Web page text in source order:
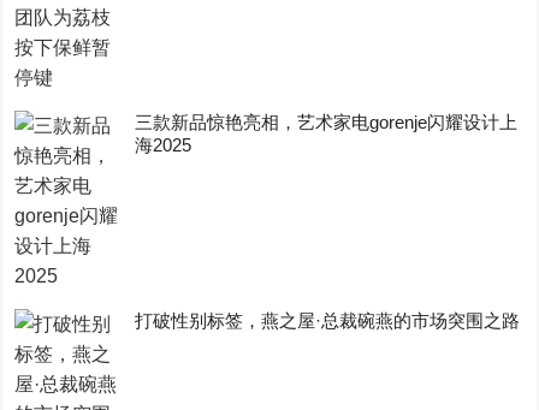
三款新品惊艳亮相，艺术家电gorenje闪耀设计上
海2025
打破性别标签，燕之屋·总裁碗燕的市场突围之路